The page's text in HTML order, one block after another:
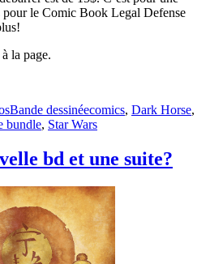
pour le Comic Book Legal Defense
la page.
Catégories
Bande dessinéeÉtiquettes
comics, Dark Horse,
bundle, Star Wars
bd et une suite?